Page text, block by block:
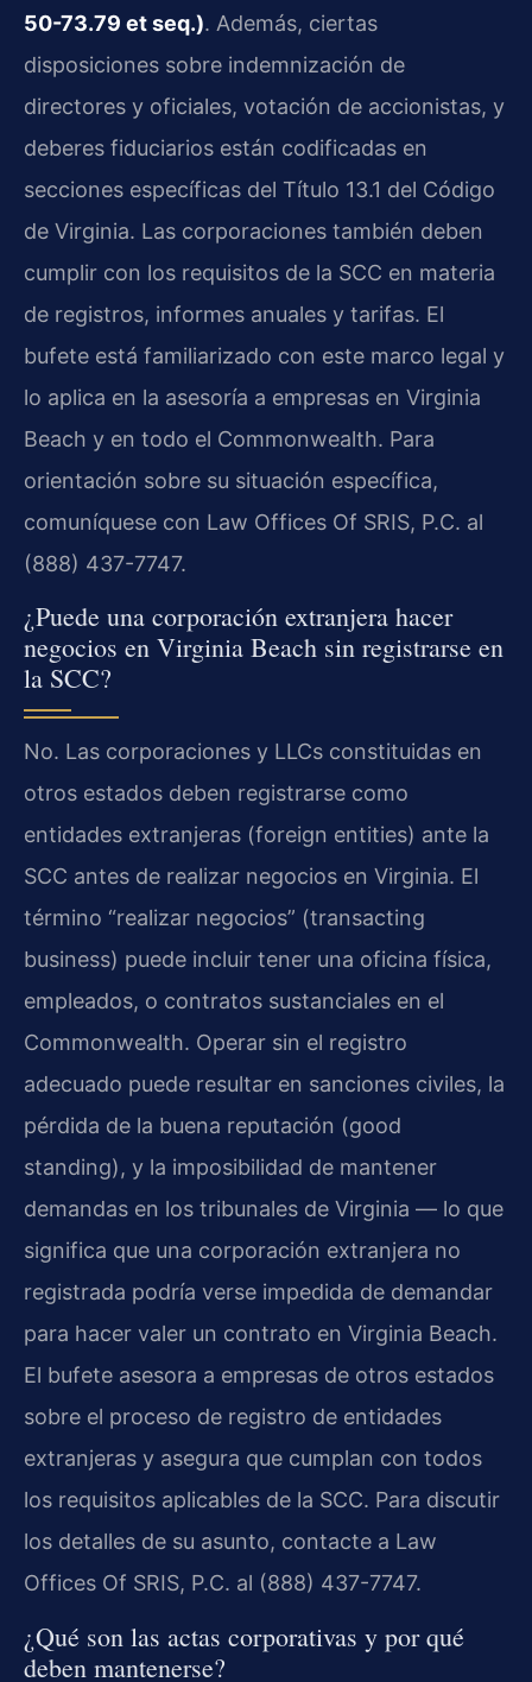
50-73.79 et seq.). Además, ciertas
disposiciones sobre indemnización de
directores y oficiales, votación de accionistas, y
deberes fiduciarios están codificadas en
secciones específicas del Título 13.1 del Código
de Virginia. Las corporaciones también deben
cumplir con los requisitos de la SCC en materia
de registros, informes anuales y tarifas. El
bufete está familiarizado con este marco legal y
lo aplica en la asesoría a empresas en Virginia
Beach y en todo el Commonwealth. Para
orientación sobre su situación específica,
comuníquese con Law Offices Of SRIS, P.C. al
(888) 437-7747.
¿Puede una corporación extranjera hacer
negocios en Virginia Beach sin registrarse en
la SCC?
No. Las corporaciones y LLCs constituidas en
otros estados deben registrarse como
entidades extranjeras (foreign entities) ante la
SCC antes de realizar negocios en Virginia. El
término “realizar negocios” (transacting
business) puede incluir tener una oficina física,
empleados, o contratos sustanciales en el
Commonwealth. Operar sin el registro
adecuado puede resultar en sanciones civiles, la
pérdida de la buena reputación (good
standing), y la imposibilidad de mantener
demandas en los tribunales de Virginia — lo que
significa que una corporación extranjera no
registrada podría verse impedida de demandar
para hacer valer un contrato en Virginia Beach.
El bufete asesora a empresas de otros estados
sobre el proceso de registro de entidades
extranjeras y asegura que cumplan con todos
los requisitos aplicables de la SCC. Para discutir
los detalles de su asunto, contacte a Law
Offices Of SRIS, P.C. al (888) 437-7747.
¿Qué son las actas corporativas y por qué
deben mantenerse?